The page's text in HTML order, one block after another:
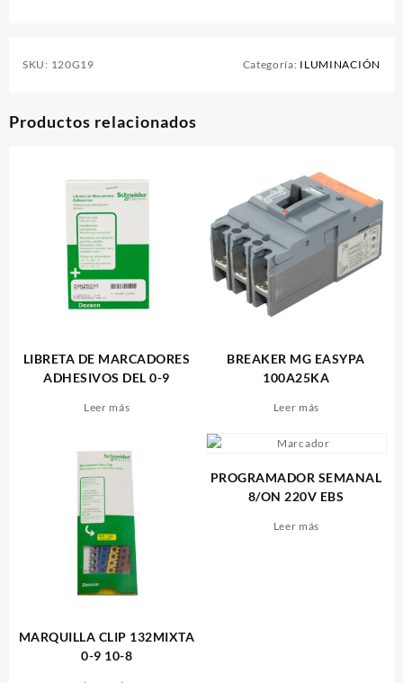
SKU: 120G19 Categoría: ILUMINACIÓN
Productos relacionados
LIBRETA DE MARCADORES
ADHESIVOS DEL 0-9
Leer más
BREAKER MG EASYPA
100A25KA
Leer más
MARQUILLA CLIP 132MIXTA
0-9 10-8
PROGRAMADOR SEMANAL
8/ON 220V EBS
Leer más